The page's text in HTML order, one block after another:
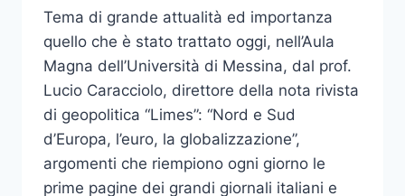
Tema di grande attualità ed importanza
quello che è stato trattato oggi, nell’Aula
Magna dell’Università di Messina, dal prof.
Lucio Caracciolo, direttore della nota rivista
di geopolitica “Limes”: “Nord e Sud
d’Europa, l’euro, la globalizzazione”,
argomenti che riempiono ogni giorno le
prime pagine dei grandi giornali italiani e